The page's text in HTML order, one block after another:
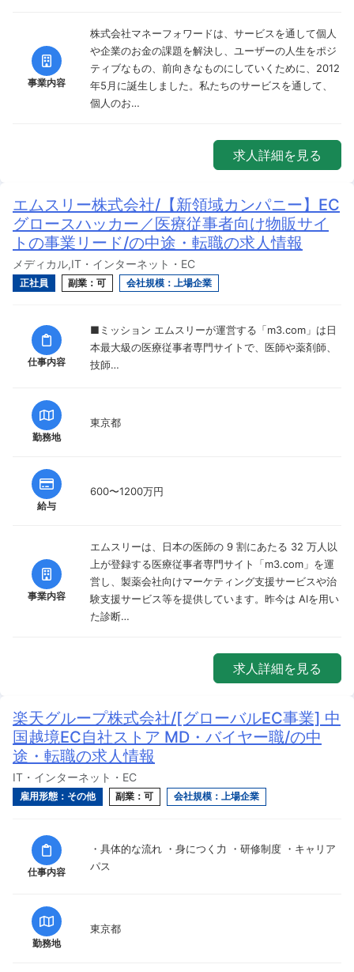
事業内容
株式会社マネーフォワードは、サービスを通して個人
や企業のお金の課題を解決し、ユーザーの人生をポジ
ティブなもの、前向きなものにしていくために、2012
年5月に誕生しました。私たちのサービスを通して、
個人のお…
求人詳細を見る
エムスリー株式会社/【新領域カンパニー】EC
グロースハッカー／医療従事者向け物販サイ
トの事業リード/の中途・転職の求人情報
メディカル,IT・インターネット・EC
正社員 副業：可 会社規模：上場企業
仕事内容
■ミッション エムスリーが運営する「m3.com」は日
本最大級の医療従事者専門サイトで、医師や薬剤師、
技師…
勤務地
東京都
給与
600〜1200万円
事業内容
エムスリーは、日本の医師の 9 割にあたる 32 万人以
上が登録する医療従事者専門サイト「m3.com」を運
営し、製薬会社向けマーケティング支援サービスや治
験支援サービス等を提供しています。昨今は AIを用い
た診断…
求人詳細を見る
楽天グループ株式会社/[グローバルEC事業] 中
国越境EC自社ストア MD・バイヤー職/の中
途・転職の求人情報
IT・インターネット・EC
雇用形態：その他 副業：可 会社規模：上場企業
仕事内容
・具体的な流れ ・身につく力 ・研修制度 ・キャリア
パス
勤務地
東京都